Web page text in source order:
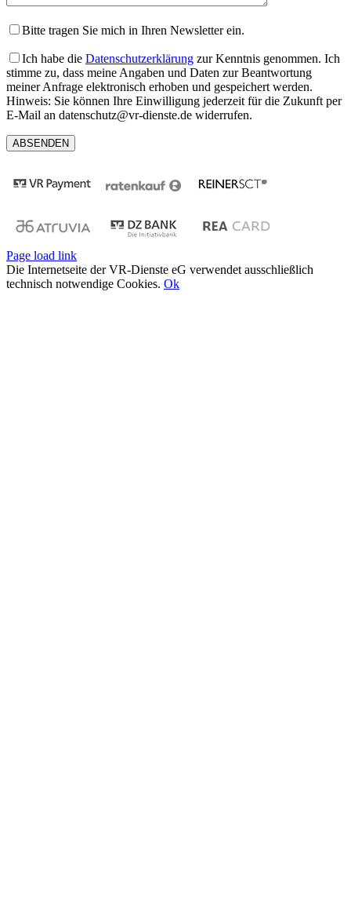
Bitte tragen Sie mich in Ihren Newsletter ein.
Ich habe die Datenschutzerklärung zur Kenntnis genommen. Ich
stimme zu, dass meine Angaben und Daten zur Beantwortung
meiner Anfrage elektronisch erhoben und gespeichert werden.
Hinweis: Sie können Ihre Einwilligung jederzeit für die Zukunft per
E-Mail an datenschutz@vr-dienste.de widerrufen.
Page load link
Die Internetseite der VR-Dienste eG verwendet ausschließlich
technisch notwendige Cookies. Ok